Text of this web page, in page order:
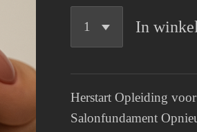
In
Herstart Opleiding
Salonfundament